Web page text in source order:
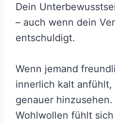
Dein
– auch wenn dein
entschuldigt.
Wenn jemand
innerlich kalt anfühlt,
genauer hinzusehen.
Wohlwollen fühlt